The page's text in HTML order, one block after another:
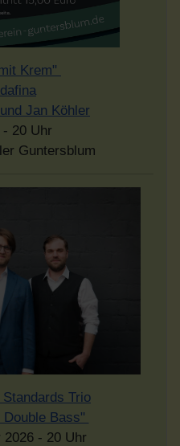
Krem"
Jan Köhler
20 Uhr
Guntersblum
Trio
Double Bass"
2026 - 20 Uhr